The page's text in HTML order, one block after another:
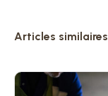
Articles similaires